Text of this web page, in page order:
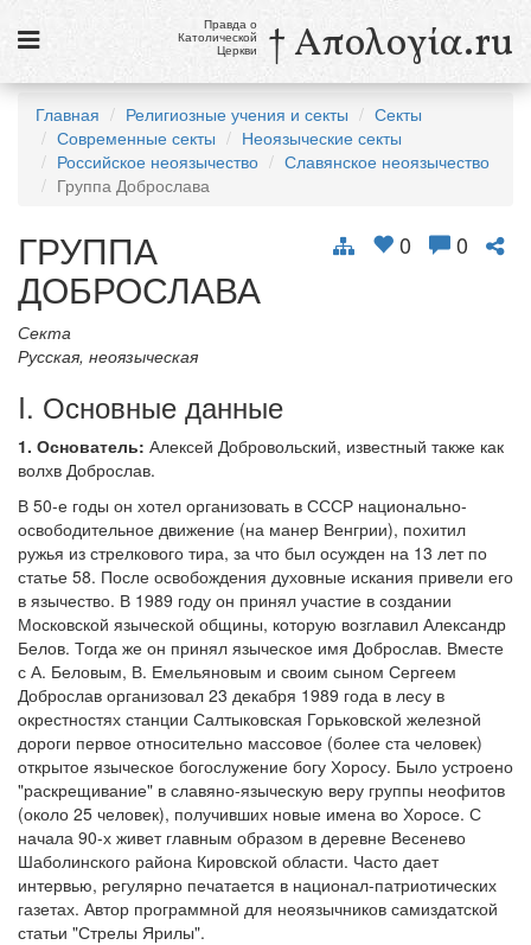
Новости
Католики в России
Галерея
Викторины
Ссылки
10 августа
Св. Лаврентий, диакон и мученик
см. календарь
Обратная связь
mail@apologia.ru
Отправить сообщение
Вход
Правда о
Католической
Церкви † Απολογία.ru
Главная Религиозные учения и секты
Секты
Современные секты
Неоязыческие секты
Российское неоязычество
Славянское неоязычество
Группа Доброслава
0 0
ГРУППА
ДОБРОСЛАВА
Секта
Русская, неоязыческая
I. Основные данные
1. Основатель: Алексей Добровольский, известный также как
волхв Доброслав.
В 50-е годы он хотел организовать в СССР национально-
освободительное движение (на манер Венгрии), похитил
ружья из стрелкового тира, за что был осужден на 13 лет по
статье 58. После освобождения духовные искания привели его
в язычество. В 1989 году он принял участие в создании
Московской языческой общины, которую возглавил Александр
Белов. Тогда же он принял языческое имя Доброслав. Вместе
с А. Беловым, В. Емельяновым и своим сыном Сергеем
Доброслав организовал 23 декабря 1989 года в лесу в
окрестностях станции Салтыковская Горьковской железной
дороги первое относительно массовое (более ста человек)
открытое языческое богослужение богу Хоросу. Было устроено
"раскрещивание" в славяно-языческую веру группы неофитов
(около 25 человек), получивших новые имена во Хоросе. С
начала 90-х живет главным образом в деревне Весенево
Шаболинского района Кировской области. Часто дает
интервью, регулярно печатается в национал-патриотических
газетах. Автор программной для неоязычников самиздатской
статьи "Стрелы Ярилы".